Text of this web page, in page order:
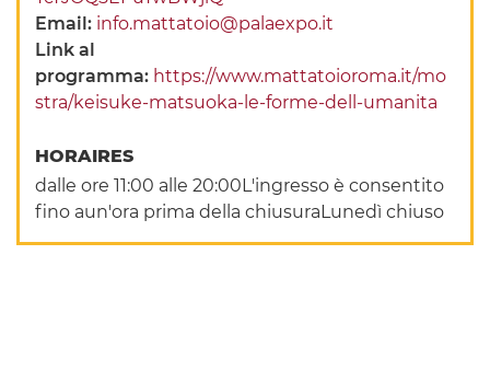
Email: info.mattatoio@palaexpo.it
Link al
programma: https://www.mattatoioroma.it/mo
stra/keisuke-matsuoka-le-forme-dell-umanita
HORAIRES
dalle ore 11:00 alle 20:00L'ingresso è consentito
fino aun'ora prima della chiusuraLunedì chiuso